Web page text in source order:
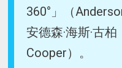
360°」（
安德森·海斯·古
Cooper）。